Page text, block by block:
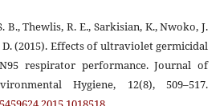
B., Thewlis, R. E., Sarkisian, K., Nwoko, J.
D. (2015). Effects of ultraviolet germicidal
respirator performance. Journal of
Hygiene, 12(8), 509–517.